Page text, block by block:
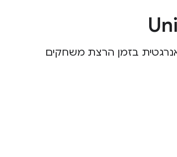
אנרגטית בזמן הרצת משחקים